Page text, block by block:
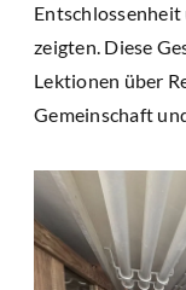
Entschlossenheit
zeigten. Diese
Lektionen über
Gemeinschaft